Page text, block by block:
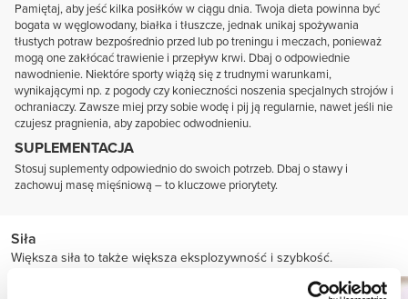
Pamiętaj, aby jeść kilka posiłków w ciągu dnia. Twoja dieta powinna być
bogata w węglowodany, białka i tłuszcze, jednak unikaj spożywania
tłustych potraw bezpośrednio przed lub po treningu i meczach, ponieważ
mogą one zakłócać trawienie i przepływ krwi. Dbaj o odpowiednie
nawodnienie. Niektóre sporty wiążą się z trudnymi warunkami,
wynikającymi np. z pogody czy konieczności noszenia specjalnych strojów i
ochraniaczy. Zawsze miej przy sobie wodę i pij ją regularnie, nawet jeśli nie
czujesz pragnienia, aby zapobiec odwodnieniu.
SUPLEMENTACJA
Stosuj suplementy odpowiednio do swoich potrzeb. Dbaj o stawy i
zachowuj masę mięśniową – to kluczowe priorytety.
Siła
Większa siła to także większa eksplozywność i szybkość.